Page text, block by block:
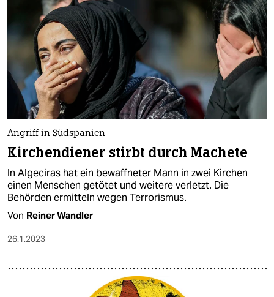
Angriff in Südspanien
Kirchendiener stirbt durch Machete
In Algeciras hat ein bewaffneter Mann in zwei Kirchen
einen Menschen getötet und weitere verletzt. Die
Behörden ermitteln wegen Terrorismus.
Von Reiner Wandler
26.1.2023